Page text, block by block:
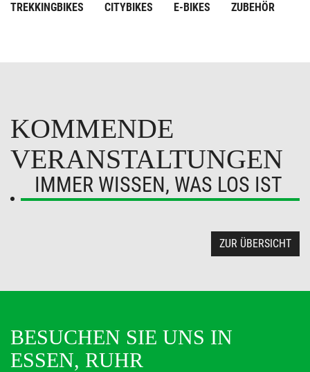
TREKKINGBIKES CITYBIKES E-BIKES ZUBEHÖR
KOMMENDE
VERANSTALTUNGEN
IMMER WISSEN, WAS LOS IST
ZUR ÜBERSICHT
BESUCHEN SIE UNS IN
ESSEN, RUHR